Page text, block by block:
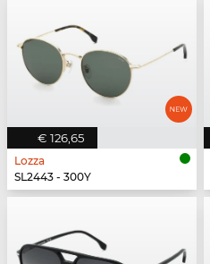
€ 126,65
Lozza
SL2443 - 300Y